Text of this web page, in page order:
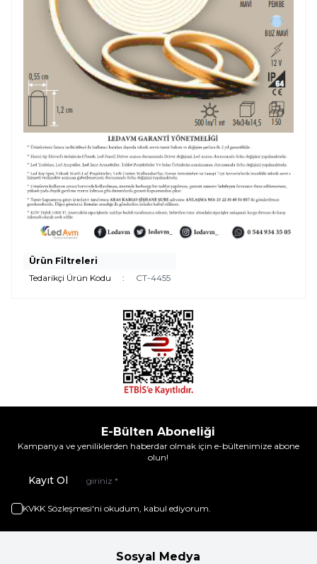
Ürün Filtreleri
Tedarikçi Ürün Kodu
: CT-4455
E-Bülten Aboneliği
Kampanya ve yeniliklerden haberdar olmak için e-bültenimize abone
olun!
Kayıt Ol
KVKK Sözleşmesi'ni okudum, kabul ediyorum.
Sosyal Medya